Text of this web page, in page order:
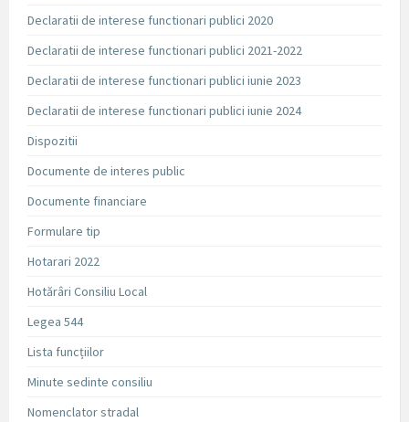
Declaratii de interese functionari publici 2020
Declaratii de interese functionari publici 2021-2022
Declaratii de interese functionari publici iunie 2023
Declaratii de interese functionari publici iunie 2024
Dispozitii
Documente de interes public
Documente financiare
Formulare tip
Hotarari 2022
Hotărâri Consiliu Local
Legea 544
Lista funcțiilor
Minute sedinte consiliu
Nomenclator stradal